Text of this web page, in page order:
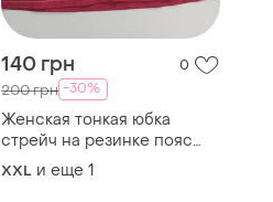
140 грн 0
200 грн -30%
Женская тонкая юбка
стрейч на резинке пояс
56-64
XXL и еще 1